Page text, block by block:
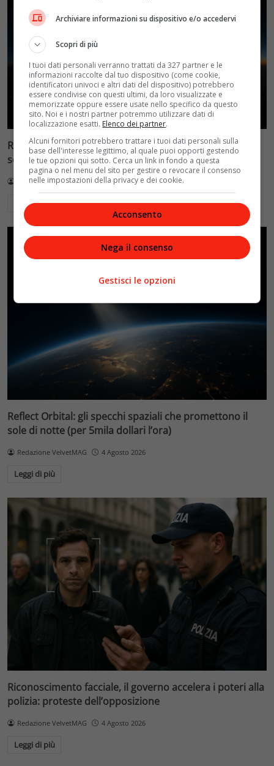
Reflect Orbital: gli specchi spaziali che promettono il
sole di notte (per 5mila dollari l’ora)
Redazione VelvetMAG 4 Agosto 2026
Leggi di più
Reflect Orbital: gli specchi spaziali che promettono il
sole di notte (per 5mila dollari l’ora)
Redazione VelvetMAG 4 Agosto 2026
Leggi di più
Riconoscimento facciale, il governo accelera i poteri alla
polizia: proteste dell’opposizione
Redazione VelvetMAG 4 Agosto 2026
Leggi di più
Archiviare informazioni su dispositivo e/o accedervi
Scopri di più
I tuoi dati personali verranno trattati da 327 partner e le
informazioni raccolte dal tuo dispositivo (come cookie,
identificatori univoci e altri dati del dispositivo) potrebbero
essere condivise con questi ultimi, da loro visualizzate e
memorizzate oppure essere usate nello specifico da questo
sito. Noi e i nostri partner potremmo utilizzare dati di
localizzazione esatti. Elenco dei partner.
Alcuni fornitori potrebbero trattare i tuoi dati personali sulla
base dell'interesse legittimo, al quale puoi opporti gestendo
le tue opzioni qui sotto. Cerca un link in fondo a questa
pagina o nel menu del sito per gestire o revocare il consenso
nelle impostazioni della privacy e dei cookie.
Acconsento
Nega il consenso
Gestisci le opzioni